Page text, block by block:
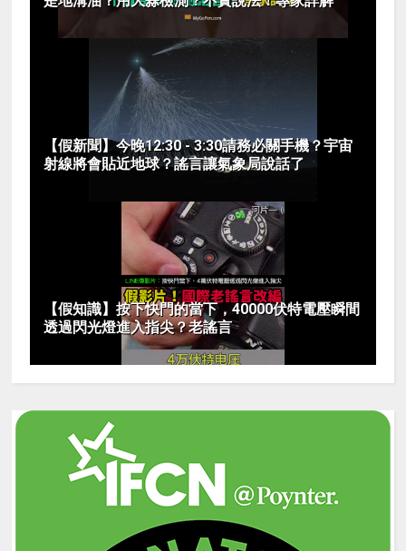
【假新聞】今晚12:30 - 3:30請務必關手機？宇宙
射線將會貼近地球？謠言讓氣象局說話了
【假知識】按下快門的當下，40000伏特電壓瞬間
透過閃光燈進入指尖？老謠言